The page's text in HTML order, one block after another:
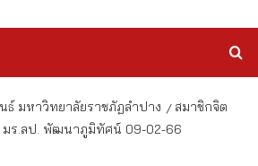
ธ์ มหาวิทยาลัยราชภัฏลำปาง
สมาชิกจิต
มร.ลป. พัฒนาภูมิทัศน์ 09-02-66